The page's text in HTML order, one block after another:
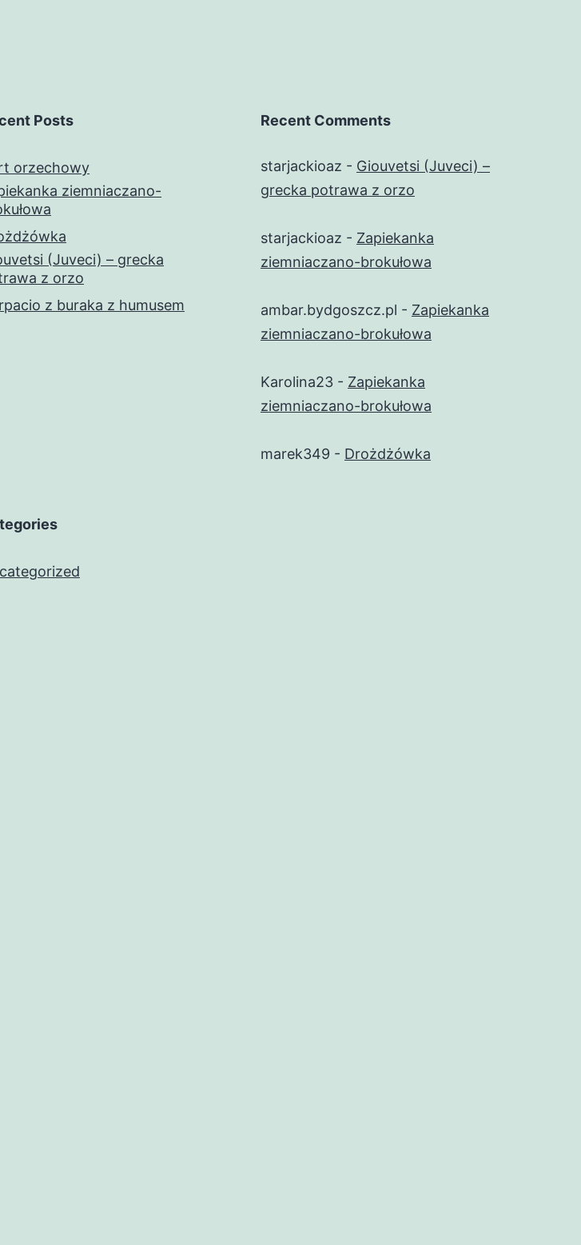
Posts
orzechowy
ziemniaczano-
(Juveci) – grecka
z orzo
z buraka z humusem
Recent Comments
starjackioaz - Giouvetsi (Juveci) –
grecka potrawa z orzo
starjackioaz - Zapiekanka
ziemniaczano-brokułowa
ambar.bydgoszcz.pl - Zapiekanka
ziemniaczano-brokułowa
Karolina23 - Zapiekanka
ziemniaczano-brokułowa
marek349 - Drożdżówka